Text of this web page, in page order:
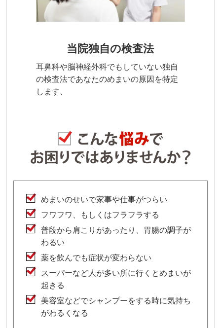
当院独自の検査法
耳鼻科や脳神経外科でもしていない独自
の検査法であなたのめまいの原因を特定
します、
めまいのせいで家事や仕事がつらい
フワフワ、もしくはフラフラする
普段から肩こりがあったり、胃腸の調子が
わるい
薬を飲んでも症状が変わらない
スーパーなど人が多い所に行くとめまいが
起きる
美容室などでシャンプーをする時に気持ち
がわるくなる